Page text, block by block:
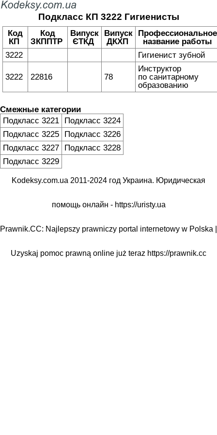
Подкласс КП 3222 Гигиенисты
Код
КП
Код
ЗКППТР
Випуск
ЄТКД
Випуск
ДКХП
Профессиональное
название работы
3222
Гигиенист зубной
3222 22816 78
Инструктор
по санитарному
образованию
Смежные категории
Подкласс 3221 Подкласс 3224
Подкласс 3225 Подкласс 3226
Подкласс 3227 Подкласс 3228
Подкласс 3229
Kodeksy.com.ua 2011-2024 год Украина. Юридическая
помощь онлайн - https://uristy.ua
Prawnik.CC: Najlepszy prawniczy portal internetowy w Polska |
Uzyskaj pomoc prawną online już teraz https://prawnik.cc